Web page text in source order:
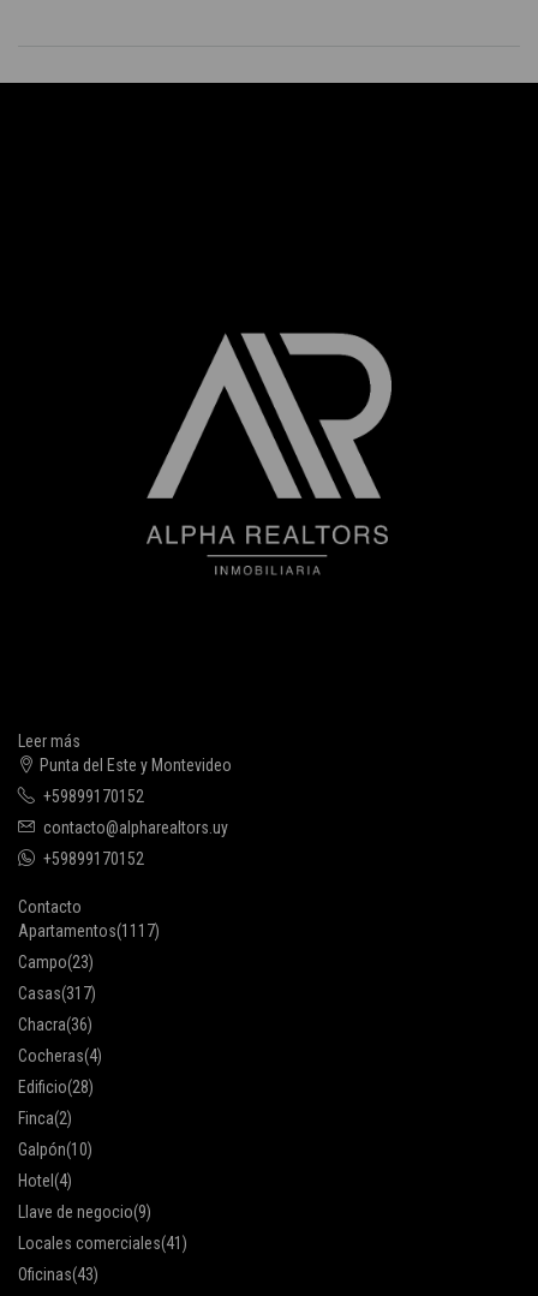
Leer más
Punta del Este y Montevideo
+59899170152
contacto@alpharealtors.uy
+59899170152
Contacto
Apartamentos(1117)
Campo(23)
Casas(317)
Chacra(36)
Cocheras(4)
Edificio(28)
Finca(2)
Galpón(10)
Hotel (4)
Llave de negocio(9)
Locales comerciales(41)
Oficinas(43)